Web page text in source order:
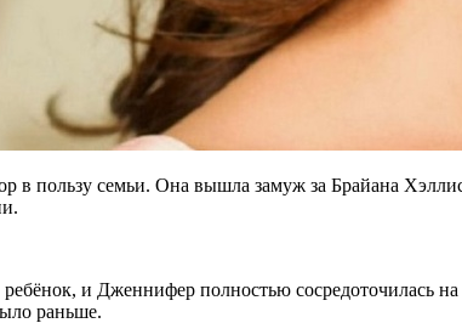
в пользу семьи. Она вышла замуж за Брайана
и Дженнифер полностью сосредоточилась
раньше.